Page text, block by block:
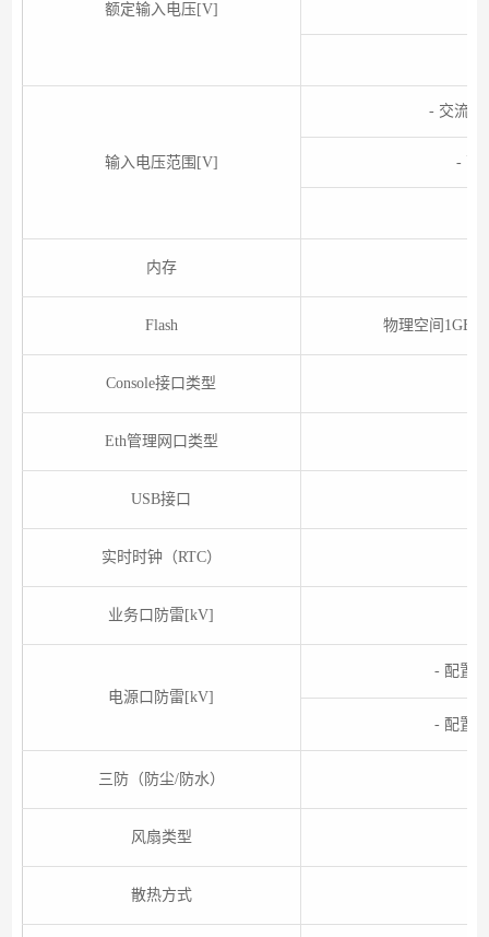
额定输入电压[V]
输入电压范围[V]
- 交流输
- 高
内存
Flash 物理空间1GB
Console接口类型
Eth管理网口类型
USB接口
实时时钟（RTC）
业务口防雷[kV]
电源口防雷[kV]
- 配置
- 配置
三防（防尘/防水）
风扇类型
散热方式